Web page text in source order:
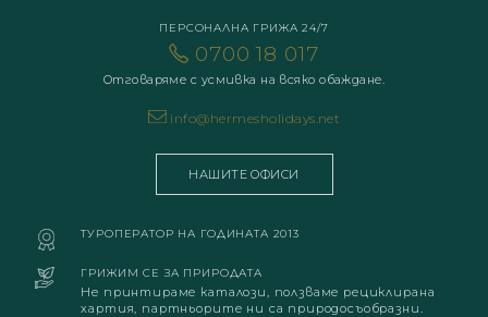
ПЕРСОНАЛНА ГРИЖА 24/7
0700 18 017
Отговаряме с усмивка на всяко обаждане.
info@hermesholidays.net
НАШИТЕ ОФИСИ
ТУРОПЕРАТОР НА ГОДИНАТА 2013
ГРИЖИМ СЕ ЗА ПРИРОДАТА
Не принтираме каталози, ползваме рециклирана
хартия, партньорите ни са природосъобразни.